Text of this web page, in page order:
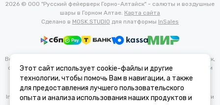
2026 © ООО "Русский фейерверк Горно-Алтайск" - салюты и воздушные
шары в Горном Алтае. Карта сайта
Сделано в MOSK.STUDIO для платформы InSales
Вся представленная на сайте информация, касающаяся характеристик,
стоимости товаров и услуг, носит информационный характер и ни при
каких условиях не является публичной офертой, определяемой
положениями Статьи 437(2) Гражданского кодекса РФ.
Instagram — проект Meta Platforms Inc., деятельность которой в России
Этот сайт использует cookie-файлы и другие
технологии, чтобы помочь Вам в навигации, а также
для предоставления лучшего пользовательского
опыта и анализа использования наших продуктов и